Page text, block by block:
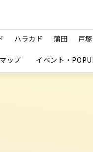
ハラカド 蒲田 戸塚
ップ イベント・